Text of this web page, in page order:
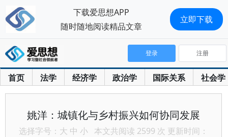
首页 法学 经济学 政治学 国际关系 社会学
登录 注册
姚洋：城镇化与乡村振兴如何协同发展
选择字号： 大 中 小 本文共阅读 2599 次 更新时间：
下载爱思想APP
随时随地阅读精品文章
立即下载